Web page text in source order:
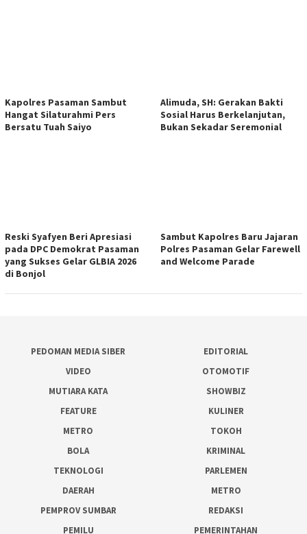
Kapolres Pasaman Sambut
Hangat Silaturahmi Pers
Bersatu Tuah Saiyo
Alimuda, SH: Gerakan Bakti
Sosial Harus Berkelanjutan,
Bukan Sekadar Seremonial
Reski Syafyen Beri Apresiasi
pada DPC Demokrat Pasaman
yang Sukses Gelar GLBIA 2026
di Bonjol
Sambut Kapolres Baru Jajaran
Polres Pasaman Gelar Farewell
and Welcome Parade
PEDOMAN MEDIA SIBER
EDITORIAL
VIDEO
OTOMOTIF
MUTIARA KATA
SHOWBIZ
FEATURE
KULINER
METRO
TOKOH
BOLA
KRIMINAL
TEKNOLOGI
PARLEMEN
DAERAH
METRO
PEMPROV SUMBAR
REDAKSI
PEMILU
PEMERINTAHAN